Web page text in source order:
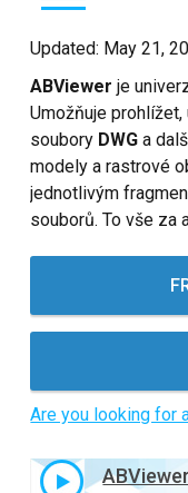
Stáhnout
Koupit
Položit
Snímky
Recenze
Nápověda
Updated: May 21,
ABViewer je
Umožňuje
soubory DWG a
modely a rastrové
jednotlivým
souborů. To vše za
Are you looking for